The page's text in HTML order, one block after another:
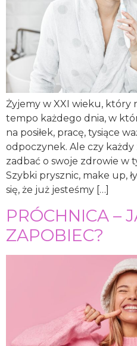
Żyjemy w XXI wieku, który
tempo każdego dnia, w
na posiłek, pracę, tysiące
odpoczynek. Ale czy
zadbać o swoje zdrowie w
Szybki prysznic, make up,
się, że już jesteśmy […]
PRÓCHNICA –
ZAPOBIEC?